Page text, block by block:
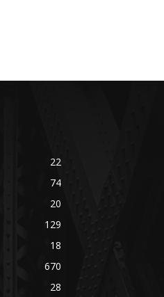
22
74
20
129
18
670
28